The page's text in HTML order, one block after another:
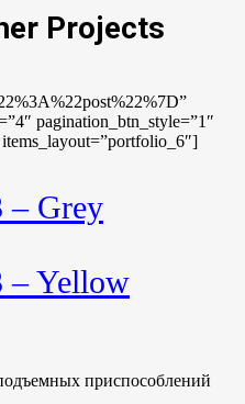
Projects
pagination_btn_style=”1″
– Grey
– Yellow
приспособлений